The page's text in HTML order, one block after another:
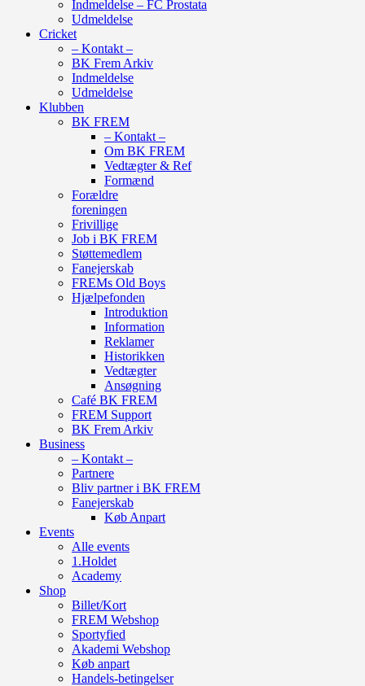
Indmeldelse – FC Prostata
Udmeldelse
Cricket
– Kontakt –
BK Frem Arkiv
Indmeldelse
Udmeldelse
Klubben
BK FREM
– Kontakt –
Om BK FREM
Vedtægter & Ref
Formænd
Forældre
foreningen
Frivillige
Job i BK FREM
Støttemedlem
Fanejerskab
FREMs Old Boys
Hjælpefonden
Introduktion
Information
Reklamer
Historikken
Vedtægter
Ansøgning
Café BK FREM
FREM Support
BK Frem Arkiv
Business
– Kontakt –
Partnere
Bliv partner i BK FREM
Fanejerskab
Køb Anpart
Events
Alle events
1.Holdet
Academy
Shop
Billet/Kort
FREM Webshop
Sportyfied
Akademi Webshop
Køb anpart
Handels-betingelser